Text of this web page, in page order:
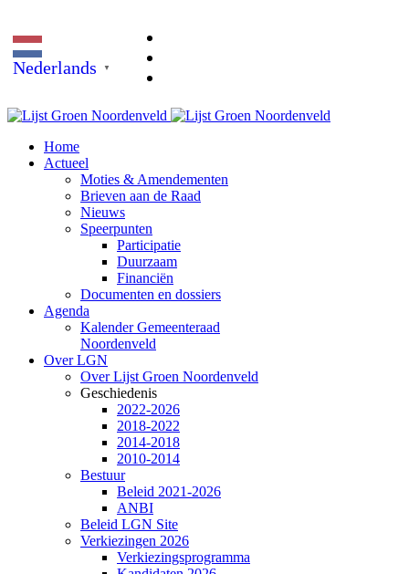
Nederlands ▼
Home
Actueel
Moties & Amendementen
Brieven aan de Raad
Nieuws
Speerpunten
Participatie
Duurzaam
Financiën
Documenten en dossiers
Agenda
Kalender Gemeenteraad
Noordenveld
Over LGN
Over Lijst Groen Noordenveld
Geschiedenis
2022-2026
2018-2022
2014-2018
2010-2014
Bestuur
Beleid 2021-2026
ANBI
Beleid LGN Site
Verkiezingen 2026
Verkiezingsprogramma